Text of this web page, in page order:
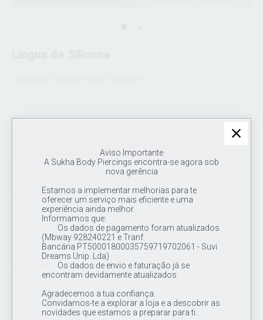
Aviso Importante
A Sukha Body Piercings encontra-se agora sob
nova gerência
Estamos a implementar melhorias para te
oferecer um serviço mais eficiente e uma
experiência ainda melhor.
Informamos que:
· Os dados de pagamento foram atualizados
(Mbway 928240221 e Tranf.
Bancária PT50001800035759719702061 - Suvi
Dreams Unip. Lda)
· Os dados de envio e faturação já se
encontram devidamente atualizados
Agradecemos a tua confiança.
Convidamos-te a explorar a loja e a descobrir as
novidades que estamos a preparar para ti.
MAIS INFORMAÇÕES
Língua de Silicone, molde apto para treino ou exposição de jóias,
com suporte de acrílico
(jóias não incluídas)
Ref.: SO2005